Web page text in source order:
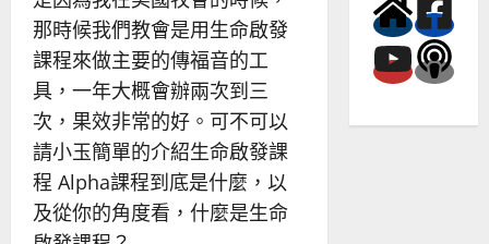
那時候我們教會是用生命啟發
課程來做主要的傳福音的工
具，一年大概會辦兩次到三
次，果效非常的好。可不可以
請小玉簡單的介紹生命啟發課
程 Alpha課程到底是什麼，以
及從你的角度看，什麼是生命